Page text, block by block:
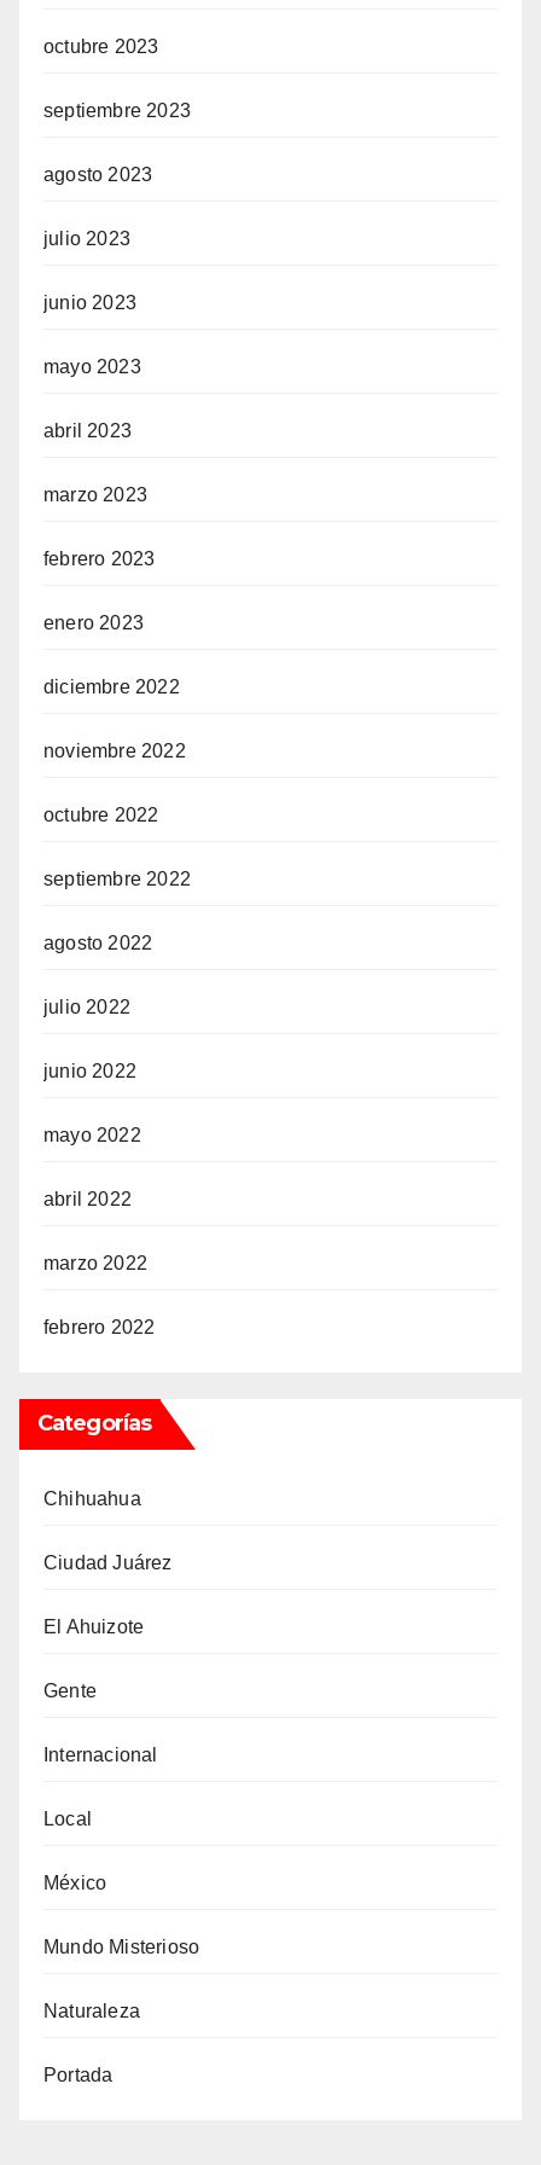
octubre 2023
septiembre 2023
agosto 2023
julio 2023
junio 2023
mayo 2023
abril 2023
marzo 2023
febrero 2023
enero 2023
diciembre 2022
noviembre 2022
octubre 2022
septiembre 2022
agosto 2022
julio 2022
junio 2022
mayo 2022
abril 2022
marzo 2022
febrero 2022
Categorías
Chihuahua
Ciudad Juárez
El Ahuizote
Gente
Internacional
Local
México
Mundo Misterioso
Naturaleza
Portada